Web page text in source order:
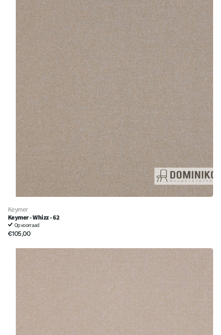
Keymer
Keymer - Whizz - 62
Op voorraad
€105,00